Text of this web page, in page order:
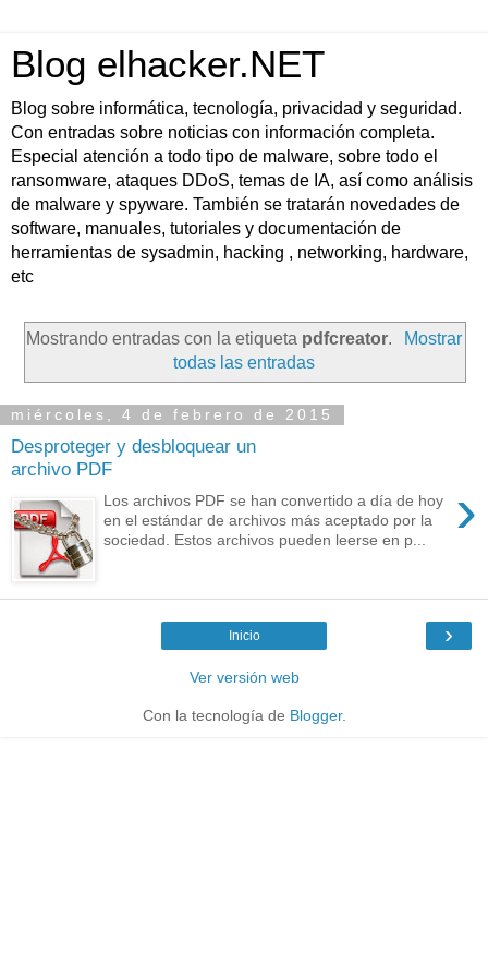
Blog elhacker.NET
Blog sobre informática, tecnología, privacidad y seguridad.
Con entradas sobre noticias con información completa.
Especial atención a todo tipo de malware, sobre todo el
ransomware, ataques DDoS, temas de IA, así como análisis
de malware y spyware. También se tratarán novedades de
software, manuales, tutoriales y documentación de
herramientas de sysadmin, hacking , networking, hardware,
etc
Mostrando entradas con la etiqueta pdfcreator.
Mostrar
todas las entradas
miércoles, 4 de febrero de 2015
Desproteger y desbloquear un
archivo PDF
›
Los archivos PDF se han convertido a día de hoy
en el estándar de archivos más aceptado por la
sociedad. Estos archivos pueden leerse en p...
›
Inicio
Ver versión web
Con la tecnología de Blogger.